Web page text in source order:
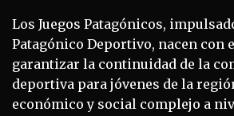
Los Juegos Patagónicos,
Patagónico Deportivo, nacen con
garantizar la continuidad de la
deportiva para jóvenes de la
económico y social complejo a